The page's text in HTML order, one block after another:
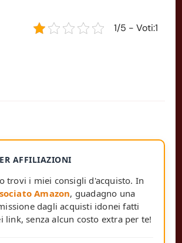
1/5 - Voti:1
AFFILIAZIONI
trovi i miei consigli d'acquisto. In
Amazon, guadagno una
dagli acquisti idonei fatti
link, senza alcun costo extra per te!